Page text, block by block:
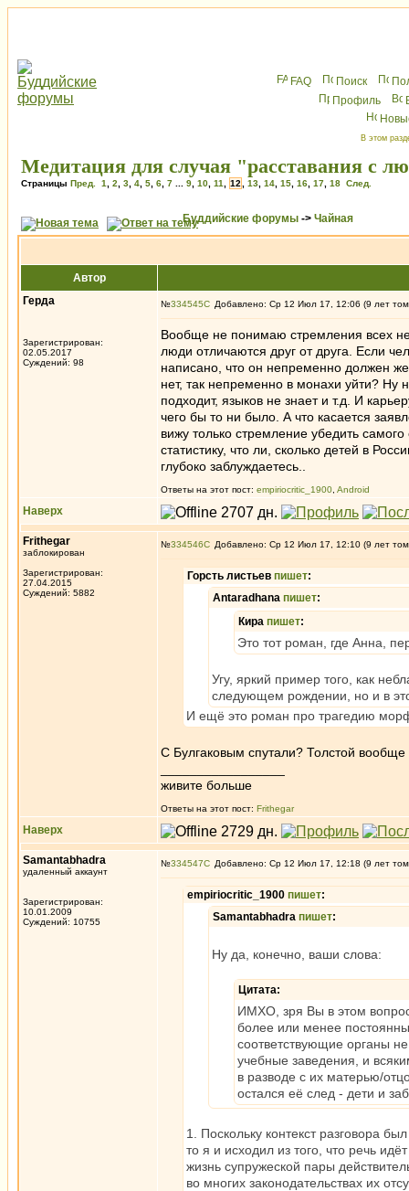
FAQ Поиск
Профиль
В этом
Медитация для случая "расставания с
Страницы Пред. 1 2 3 4 5 6 7 9 10 11 12 13 14 15 16 17 18 След.
Буддийские форумы -> Чайная
Автор
Герда
Зарегистрирован:
02.05.2017
Суждений: 98
№334545 Добавлено: Ср 12 Июл 17, 12:06 (9 лет
Вообще не понимаю стремления всех
люди отличаются друг от друга. Если
написано, что он непременно должен
нет, так непременно в монахи уйти?
подходит, языков не знает и т.д. И
чего бы то ни было. А что касается
вижу только стремление убедить
статистику, что ли, сколько детей в
глубоко заблуждаетесь..
Ответы на этот пост: empiriocritic_1900 Android
Наверх
Frithegar
заблокирован
Зарегистрирован:
27.04.2015
Суждений: 5882
№334546 Добавлено: Ср 12 Июл 17, 12:10 (9 лет
Горсть листьев пишет:
Antaradhana пишет:
Кира пишет:
Это тот роман, где Анна,
Угу, яркий пример того, как
следующем рождении, но и в
И ещё это роман про трагедию
С Булгаковым спутали? Толстой
живите больше
Ответы на этот пост: Frithegar
Наверх
Samantabhadra
удаленный аккаунт
Зарегистрирован:
10.01.2009
Суждений: 10755
№334547 Добавлено: Ср 12 Июл 17, 12:18 (9 лет
empiriocritic_1900 пишет:
Samantabhadra пишет:
Ну да, конечно, ваши слова:
Цитата:
ИМХО, зря Вы в этом
более или менее
соответствующие органы
учебные заведения, и
в разводе с их матерью/
остался её след - дети и
1. Поскольку контекст разговора
то я и исходил из того, что речь
жизнь супружеской пары
во многих законодательствах их